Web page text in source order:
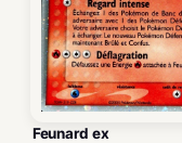
Feunard ex